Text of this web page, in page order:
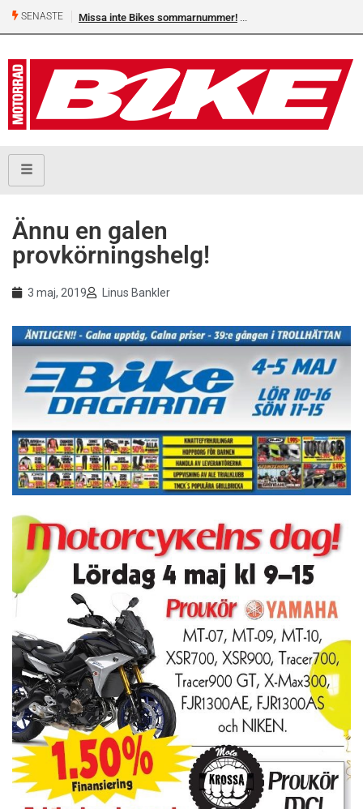
SENASTE Missa inte Bikes sommarnummer!
Ännu en galen
provkörningshelg!
3 maj, 2019 Linus Bankler